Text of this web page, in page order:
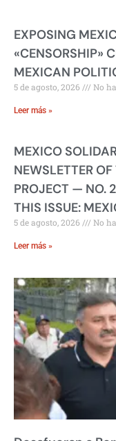
EXPOSING
«CENSORSHIP»
MEXICAN
5 de agosto, 2026 No
Leer más »
MEXICO
NEWSLETTER
PROJECT — NO.
THIS ISSUE:
5 de agosto, 2026 No
Leer más »